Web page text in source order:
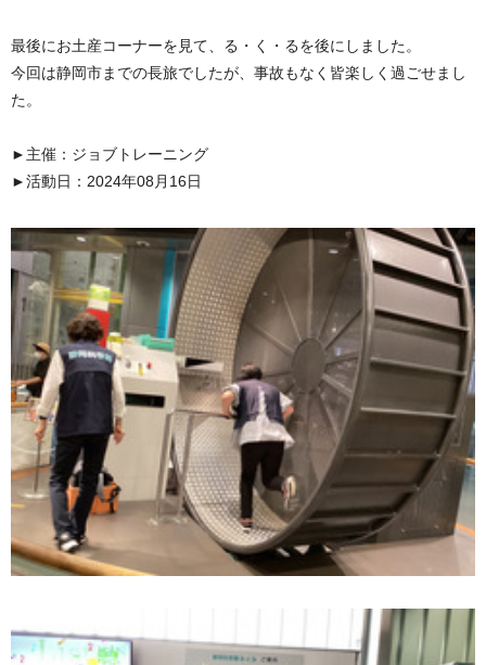
最後にお土産コーナーを見て、る・く・るを後にしました。
今回は静岡市までの長旅でしたが、事故もなく皆楽しく過ごせまし
た。
►主催：ジョブトレーニング
►活動日：2024年08月16日